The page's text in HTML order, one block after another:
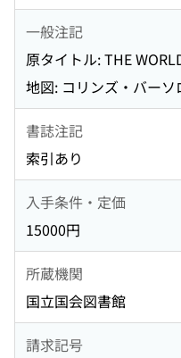
一般注記
原タイトル: THE
地図: コリンズ・バーソ
書誌注記
索引あり
入手条件・定価
15000円
所蔵機関
国立国会図書館
請求記号